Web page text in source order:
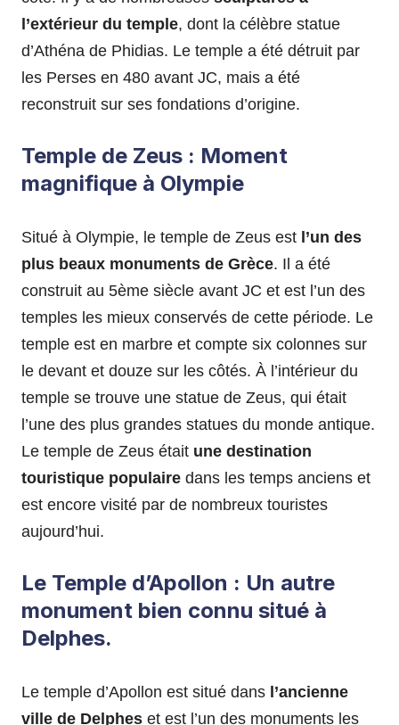
l’extérieur du temple, dont la célèbre statue
d’Athéna de Phidias. Le temple a été détruit par
les Perses en 480 avant JC, mais a été
reconstruit sur ses fondations d’origine.
Temple de Zeus : Moment
magnifique à Olympie
Situé à Olympie, le temple de Zeus est l’un des
plus beaux monuments de Grèce. Il a été
construit au 5ème siècle avant JC et est l’un des
temples les mieux conservés de cette période. Le
temple est en marbre et compte six colonnes sur
le devant et douze sur les côtés. À l’intérieur du
temple se trouve une statue de Zeus, qui était
l’une des plus grandes statues du monde antique.
Le temple de Zeus était une destination
touristique populaire dans les temps anciens et
est encore visité par de nombreux touristes
aujourd’hui.
Le Temple d’Apollon : Un autre
monument bien connu situé à
Delphes.
Le temple d’Apollon est situé dans l’ancienne
ville de Delphes et est l’un des monuments les